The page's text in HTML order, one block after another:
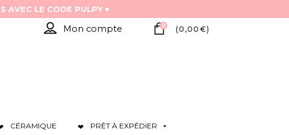
Mon compte 0 (0,00 €)
CÉRAMIQUE PRÊT À EXPÉDIER